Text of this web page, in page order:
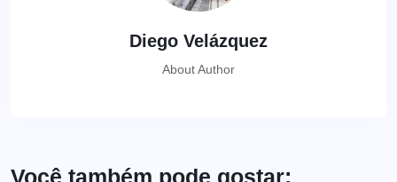
Diego Velázquez
About Author
Você também pode gostar: